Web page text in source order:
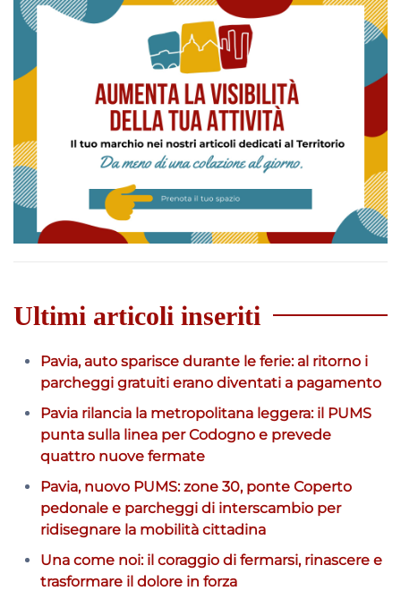
Ultimi articoli inseriti
Pavia, auto sparisce durante le ferie: al ritorno i
parcheggi gratuiti erano diventati a pagamento
Pavia rilancia la metropolitana leggera: il PUMS
punta sulla linea per Codogno e prevede
quattro nuove fermate
Pavia, nuovo PUMS: zone 30, ponte Coperto
pedonale e parcheggi di interscambio per
ridisegnare la mobilità cittadina
Una come noi: il coraggio di fermarsi, rinascere e
trasformare il dolore in forza